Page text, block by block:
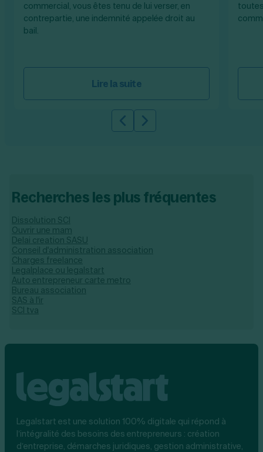
commercial, vous êtes tenu de lui verser, en
contrepartie, une indemnité appelée droit au
bail.
Lire la suite
Slide précédente
Slide suivante
Recherches les plus fréquentes
Dissolution SCI
Ouvrir une mam
Delai creation SASU
Conseil d'administration association
Charges freelance
Legalplace ou legalstart
Auto entrepreneur carte metro​
Bureau association
SAS à l'ir
SCI tva
Legalstart est une solution 100% digitale qui répond à
l’intégralité des besoins des entrepreneurs : création
d’entreprise, démarches juridiques, gestion administrative,